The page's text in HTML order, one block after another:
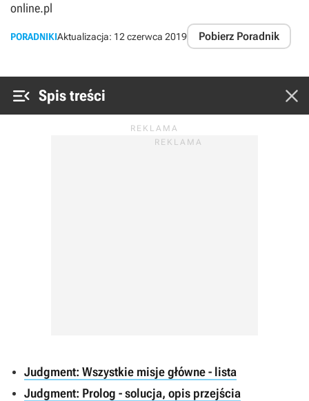
online.pl
PORADNIKIAktualizacja: 12 czerwca 2019 Pobierz Poradnik
 Spis treści 
Judgment: Wszystkie misje główne - lista
Judgment: Prolog - solucja, opis przejścia